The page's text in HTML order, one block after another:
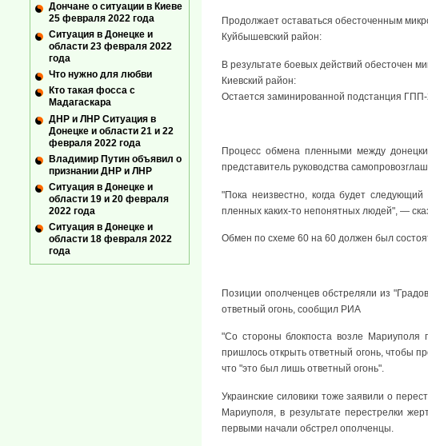
Продолжает оставаться обесточенным
Куйбышевский район:
В результате боевых действий обесточен
Киевский район:
Остается заминированной подстанция
Процесс обмена пленными между
представитель руководства
"Пока неизвестно, когда будет
пленных каких-то непонятных людей", —
Обмен по схеме 60 на 60 должен был
Позиции ополченцев обстреляли из
ответный огонь, сообщил РИА
"Со стороны блокпоста возле Мариуполя
пришлось открыть ответный огонь, чтобы
что "это был лишь ответный огонь".
Украинские силовики тоже заявили о
Мариуполя, в результате перестрелки
первыми начали обстрел ополченцы.
Дончане о ситуации в Киеве
25 февраля 2022 года
Ситуация в Донецке и
области 23 февраля 2022
года
Что нужно для любви
Кто такая фосса с
Мадагаскара
ДНР и ЛНР Ситуация в
Донецке и области 21 и 22
февраля 2022 года
Владимир Путин объявил о
признании ДНР и ЛНР
Ситуация в Донецке и
области 19 и 20 февраля
2022 года
Ситуация в Донецке и
области 18 февраля 2022
года